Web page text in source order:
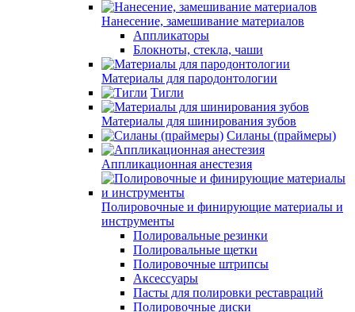
Нанесение, замешивание материалов
Аппликаторы
Блокноты, стекла, чаши
Материалы для пародонтологии
Тигли
Материалы для шинирования зубов
Силаны (праймеры)
Аппликационная анестезия
Полировочные и финирующие материалы и
инструменты
Полировальные резинки
Полировальные щетки
Полировочные штрипсы
Аксессуары
Пасты для полировки реставраций
Полировочные диски